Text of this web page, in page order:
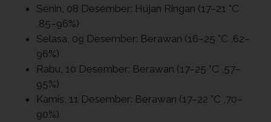
Senin, 08 Desember: Hujan Ringan (17–21 °C
,85–96%)
Selasa, 09 Desember: Berawan (16–25 °C ,62–
96%)
Rabu, 10 Desember: Berawan (17–25 °C ,57–
95%)
Kamis, 11 Desember: Berawan (17–22 °C ,70–
90%)